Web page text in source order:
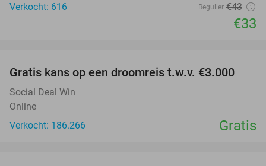
Verkocht: 616
Regulier €43
€33
Gratis kans op een droomreis t.w.v. €3.000
Social Deal Win
Online
Verkocht: 186.266
Gratis